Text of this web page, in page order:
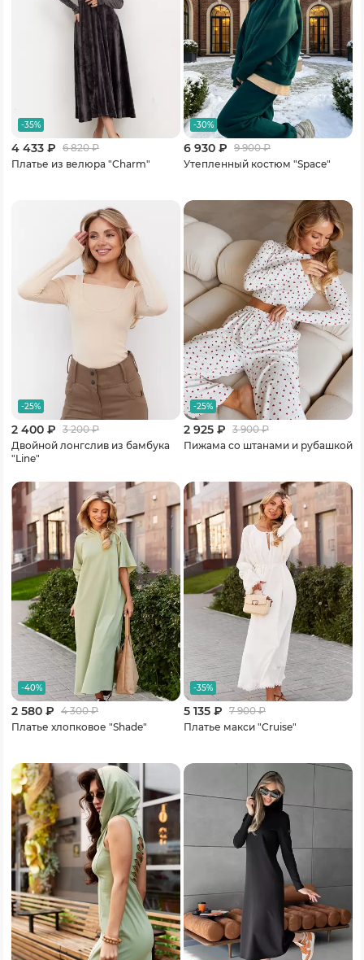
-35%
4 433 ₽ 6 820₽
Платье из велюра "Charm"
-30%
6 930 ₽ 9 900₽
Утепленный костюм "Space"
-25%
2 400 ₽ 3 200₽
Двойной лонгслив из бамбука
"Line"
-25%
2 925 ₽ 3 900₽
Пижама со штанами и рубашкой
-40%
2 580 ₽ 4 300₽
Платье хлопковое "Shade"
-35%
5 135 ₽ 7 900₽
Платье макси "Cruise"